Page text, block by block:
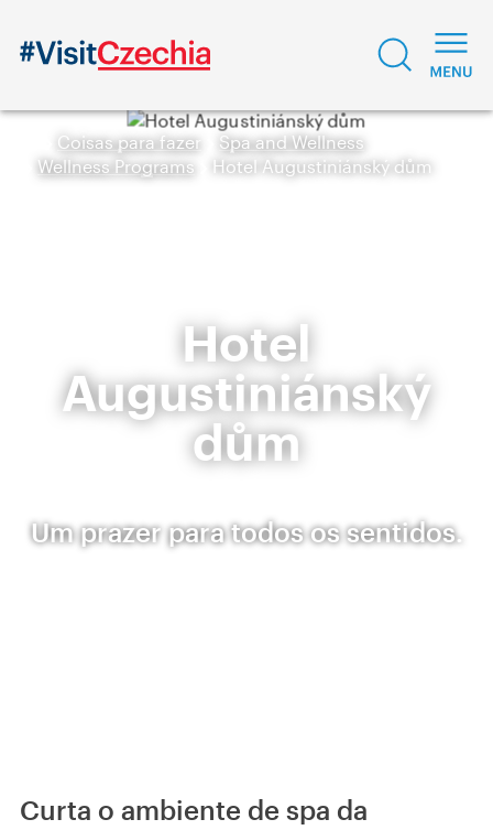
Coisas para fazer
Spa and Wellness
Wellness Programs
Hotel Augustiniánský dům
Hotel
Augustiniánský
dům
Um prazer para todos os sentidos.
Curta o ambiente de spa da